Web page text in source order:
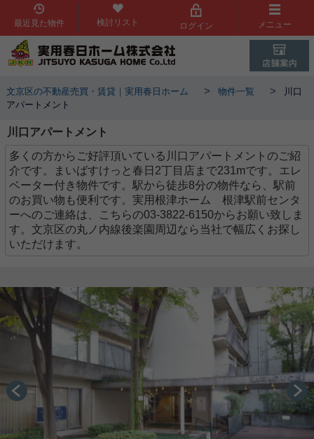
最近見た物件 検討リスト ログイン メニュー
文京区の不動産売買・賃貸｜実用春日ホーム > 物件一覧 >
川口
アパートメント
川口アパートメント
多くの方からご好評頂いている川口アパートメントのご紹
介です。まいばすけっと春日2丁目店まで231mです。エレ
ベーター付き物件です。駅から徒歩8分の物件なら、駅前
のお買い物も便利です。実用根津ホーム 根津駅前センタ
ーへのご連絡は、こちらの03-3822-6150からお願い致しま
す。文京区の丸ノ内線後楽園周辺なら当社で幅広くお探し
いただけます。